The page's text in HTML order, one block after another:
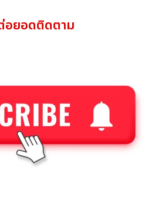
ยอดติดตาม